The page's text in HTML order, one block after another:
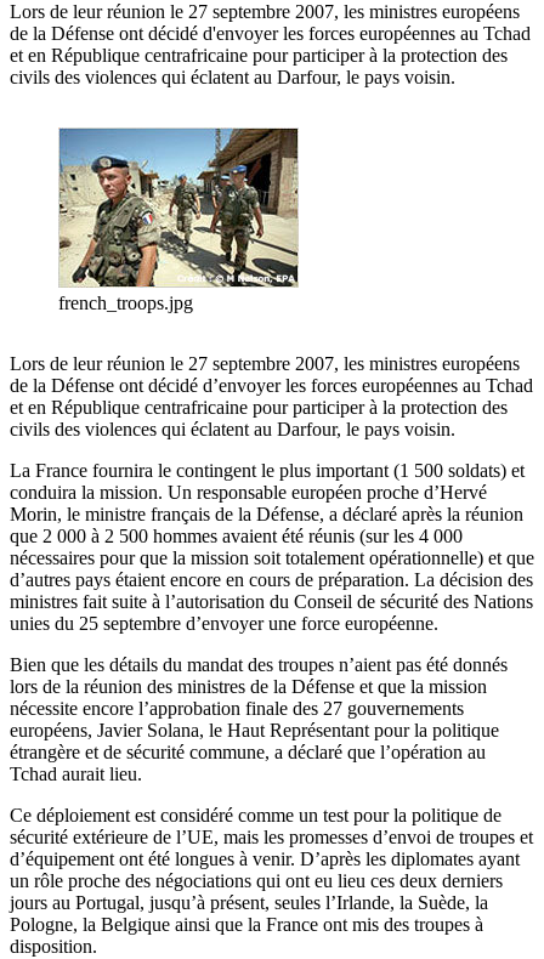
Lors de leur réunion le 27 septembre 2007, les ministres européens
de la Défense ont décidé d'envoyer les forces européennes au Tchad
et en République centrafricaine pour participer à la protection des
civils des violences qui éclatent au Darfour, le pays voisin.
french_troops.jpg
Lors de leur réunion le 27 septembre 2007, les ministres européens
de la Défense ont décidé d’envoyer les forces européennes au Tchad
et en République centrafricaine pour participer à la protection des
civils des violences qui éclatent au Darfour, le pays voisin.
La France fournira le contingent le plus important (1 500 soldats) et
conduira la mission. Un responsable européen proche d’Hervé
Morin, le ministre français de la Défense, a déclaré après la réunion
que 2 000 à 2 500 hommes avaient été réunis (sur les 4 000
nécessaires pour que la mission soit totalement opérationnelle) et que
d’autres pays étaient encore en cours de préparation. La décision des
ministres fait suite à l’autorisation du Conseil de sécurité des Nations
unies du 25 septembre d’envoyer une force européenne.
Bien que les détails du mandat des troupes n’aient pas été donnés
lors de la réunion des ministres de la Défense et que la mission
nécessite encore l’approbation finale des 27 gouvernements
européens, Javier Solana, le Haut Représentant pour la politique
étrangère et de sécurité commune, a déclaré que l’opération au
Tchad aurait lieu.
Ce déploiement est considéré comme un test pour la politique de
sécurité extérieure de l’UE, mais les promesses d’envoi de troupes et
d’équipement ont été longues à venir. D’après les diplomates ayant
un rôle proche des négociations qui ont eu lieu ces deux derniers
jours au Portugal, jusqu’à présent, seules l’Irlande, la Suède, la
Pologne, la Belgique ainsi que la France ont mis des troupes à
disposition.